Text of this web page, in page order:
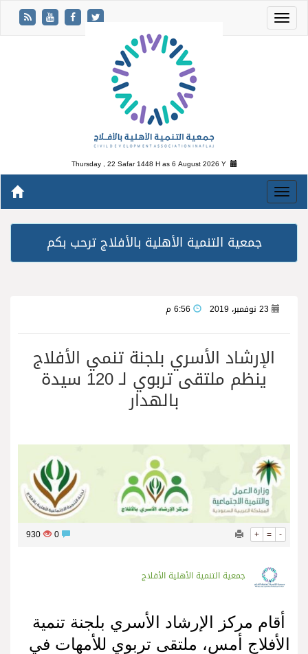
Thursday , 22 Safar 1448 H as6 August 2026 Y
جمعية التنمية الأهلية بالأفلاج ترحب بكم
23 نوفمبر، 2019
الإرشاد الأسري بلجنة تنمي الأفلاج
ينظم ملتقى تربوي لـ 120 سيدة
بالهدار
+ = -
930
جمعية التنمية الأهلية الأفلاج
أقام مركز الإرشاد الأسري بلجنة تنمية
الأفلاج أمس، ملتقى تربوي للأمهات في